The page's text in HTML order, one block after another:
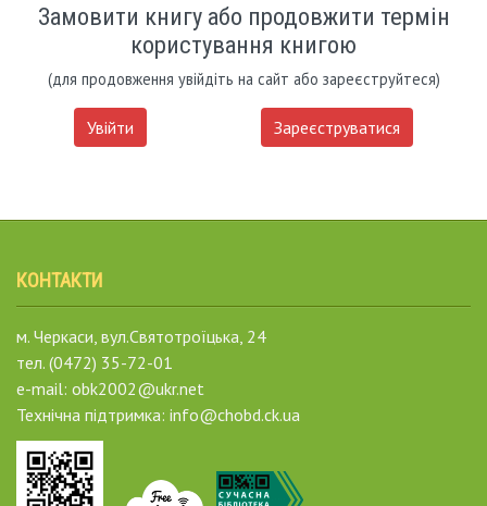
Замовити книгу або продовжити термін
користування книгою
(для продовження увійдіть на сайт або зареєструйтеся)
Увійти Зареєструватися
КОНТАКТИ
м. Черкаси, вул.Святотроїцька, 24
тел. (0472) 35-72-01
e-mail: obk2002@ukr.net
Технічна підтримка: info@chobd.ck.ua